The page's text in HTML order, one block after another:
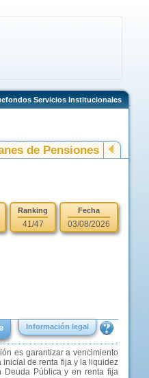
Servicios Institucionales
de Pensiones
Ranking
41/47
Fecha
03/08/2026
Información legal
es garantizar a vencimiento
inicial de renta fija y la liquidez
Deuda Pública y en renta fija